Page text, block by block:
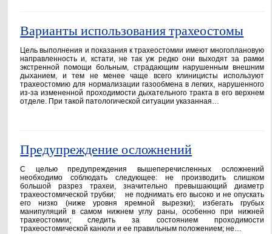
Варианты использования трахеостомы
Цель выполнения и показания к трахеостомии имеют многоплановую
направленность и, кстати, не так уж редко они выходят за рамки
экстренной помощи больным, страдающим нарушенным внешним
дыханием, и тем не менее чаще всего клиницисты используют
трахеостомию для нормализации газообмена в легких, нарушенного
из-за измененной проходимости дыхательного тракта в его верхнем
отделе. При такой патологической ситуации указанная…
Предупреждение осложнений
С целью предупреждения вышеперечисленных осложнений
необходимо соблюдать следующее: не производить слишком
большой разрез трахеи, значительно превышающий диаметр
трахеостомической трубки; не поднимать его высоко и не опускать
его низко (ниже уровня яремной вырезки); избегать грубых
манипуляций в самом нижнем углу раны, особенно при нижней
трахеостомии; следить за состоянием проходимости
трахеостомической канюли и ее правильным положением; не…